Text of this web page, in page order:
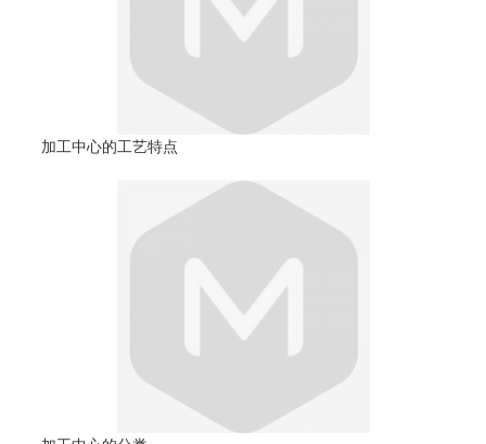
加工中心的工艺特点